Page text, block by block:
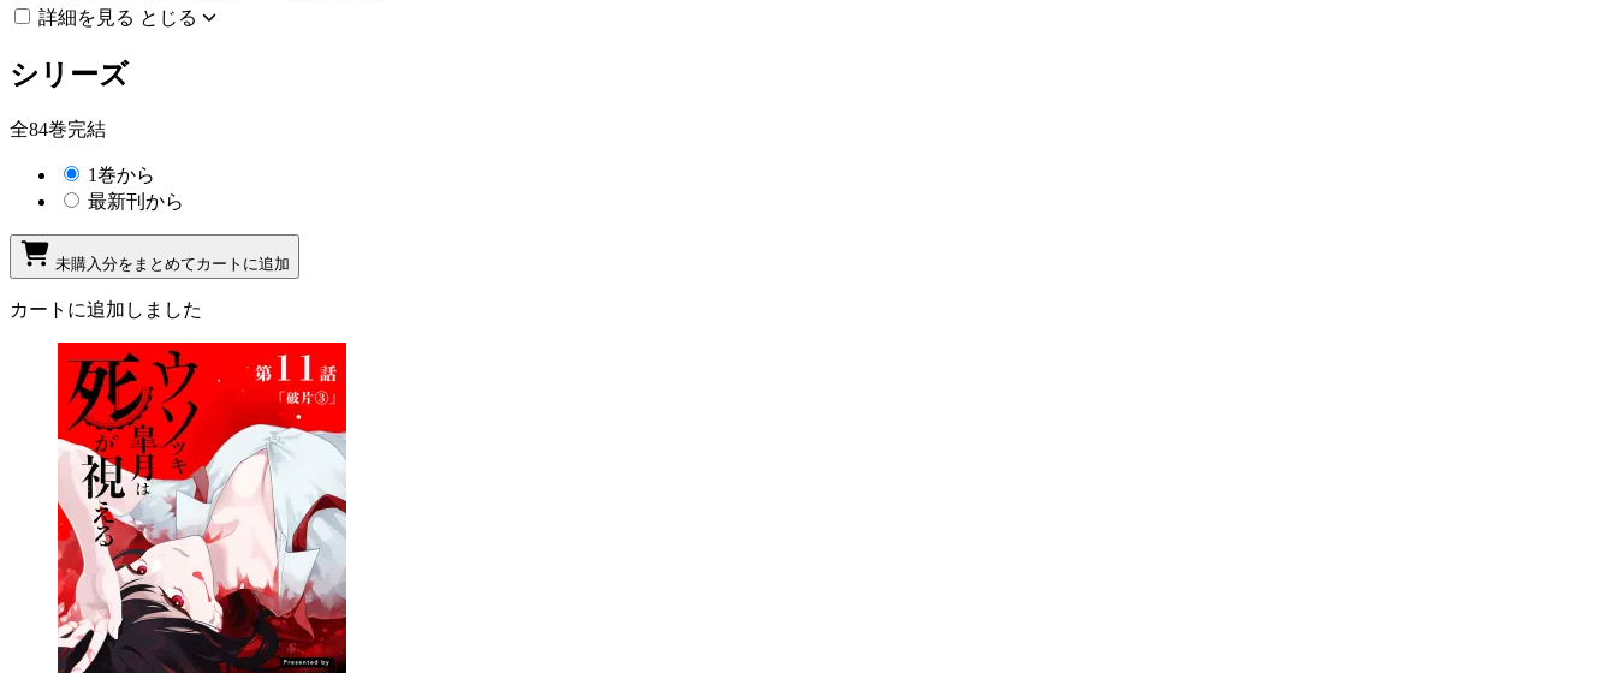
詳細を見る とじる
シリーズ
全84巻完結
1巻から
最新刊から
未購入分をまとめてカートに追加
カートに追加しました